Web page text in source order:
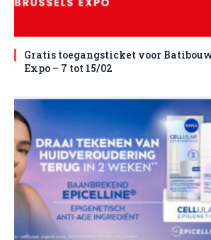
Gratis toegangsticket voor
Expo – 7 tot 15/02